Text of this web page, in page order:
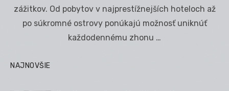
zážitkov. Od pobytov v najprestížnejších hoteloch až
po súkromné ostrovy ponúkajú možnosť uniknúť
každodennému zhonu …
NAJNOVŠIE